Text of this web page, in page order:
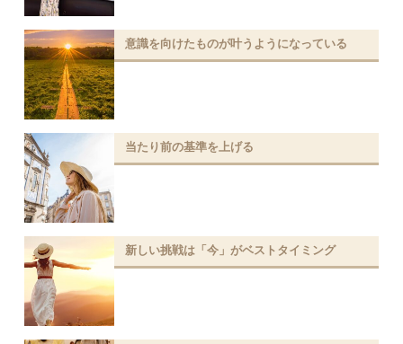
意識を向けたものが叶うようになっている
当たり前の基準を上げる
新しい挑戦は「今」がベストタイミング